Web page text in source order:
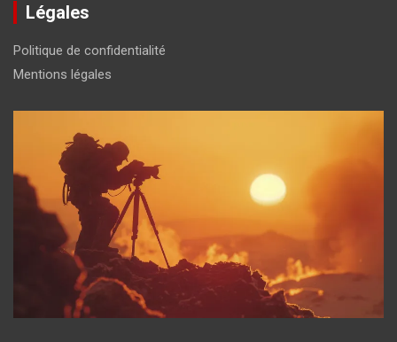
Légales
Politique de confidentialité
Mentions légales